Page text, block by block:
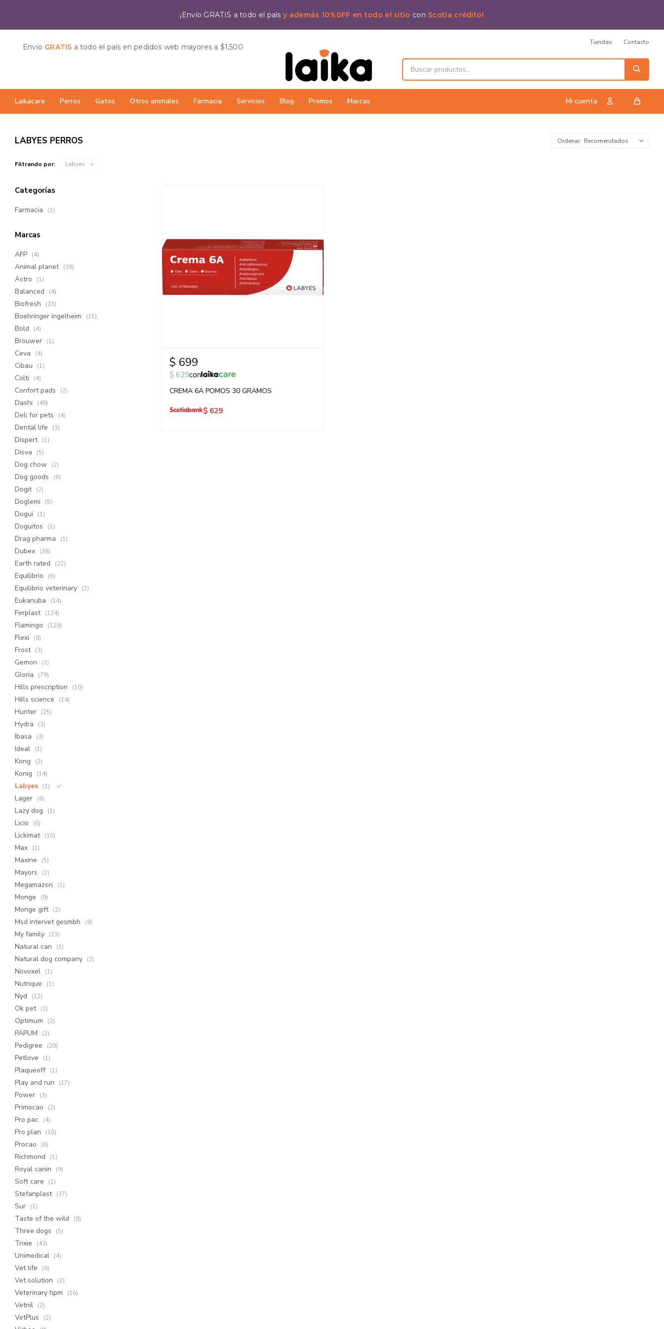
¡Envío GRATIS a todo el paísy además 10%0FF en todo el sitio con Scotia crédito!
Laikacare Perros Gatos Otros animales Farmacia Servicios Blog Promos Marcas
Envío GRATIS a todo el país en pedidos web mayores a $1,500
Tiendas Contacto
LABYES PERROS Recomendados
Filtrando por: Labyes
$ 699
$ 629con
CREMA 6A POMOS 30 GRAMOS
$ 629
Categorías
Farmacia (1)
Marcas
AFP (4)
Animal planet (38)
Astro (1)
Balanced (4)
Biofresh (23)
Boehringer ingelheim (15)
Bold (4)
Brouwer (1)
Ceva (4)
Cibau (1)
Colti (4)
Confort pads (2)
Dashi (48)
Deli for pets (4)
Dental life (3)
Dispert (1)
Disva (5)
Dog chow (2)
Dog goods (6)
Dogit (2)
Doglemi (5)
Dogui (1)
Doguitos (1)
Drag pharma (1)
Dubex (38)
Earth rated (22)
Equilibrio (6)
Equilibrio veterinary (2)
Eukanuba (14)
Ferplast (124)
Flamingo (129)
Flexi (8)
Frost (3)
Gemon (2)
Gloria (79)
Hills prescription (10)
Hills science (14)
Hunter (25)
Hydra (3)
Ibasa (3)
Ideal (1)
Kong (2)
Konig (14)
Labyes (1)
Lager (6)
Lazy dog (1)
Licio (6)
Lickimat (10)
Max (1)
Maxine (5)
Mayors (2)
Megamazon (1)
Monge (9)
Monge gift (2)
Msd intervet gesmbh (8)
My family (23)
Natural can (1)
Natural dog company (2)
Novoxel (1)
Nutrique (1)
Nyd (12)
Ok pet (2)
Optimum (2)
PAPUM (2)
Pedigree (29)
Petlove (1)
Plaqueoff (1)
Play and run (17)
Power (3)
Primocao (2)
Pro pac (4)
Pro plan (16)
Procao (6)
Richmond (1)
Royal canin (9)
Soft care (1)
Stefanplast (37)
Sur (1)
Taste of the wild (9)
Three dogs (5)
Trixie (43)
Unimedical (4)
Vet life (8)
Vet solution (2)
Veterinary hpm (16)
Vetnil (2)
VetPlus (2)